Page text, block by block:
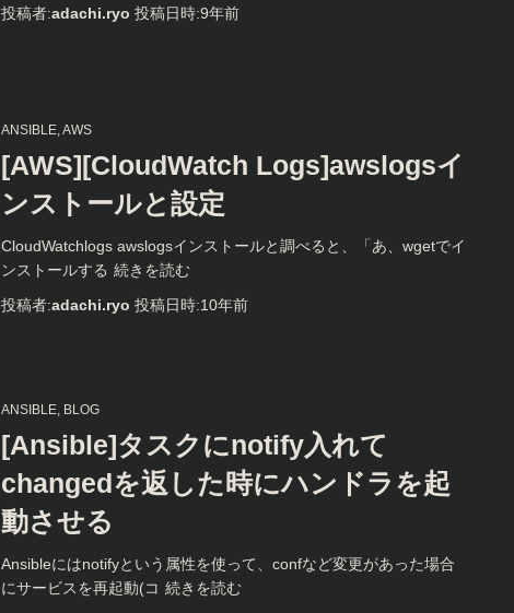
投稿者:adachi.ryo 投稿日時:9年前
ANSIBLE AWS
[AWS][CloudWatch Logs]awslogsイ
ンストールと設定
CloudWatchlogs awslogsインストールと調べると、「あ、wgetでイ
ンストールする 続きを読む
投稿者:adachi.ryo 投稿日時:10年前
ANSIBLE BLOG
[Ansible]タスクにnotify入れて
changedを返した時にハンドラを起
動させる
Ansibleにはnotifyという属性を使って、confなど変更があった場合
にサービスを再起動(コ 続きを読む